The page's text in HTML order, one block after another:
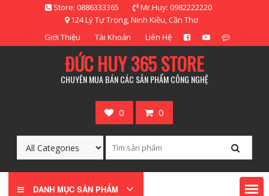
Store: 0886333365
Mr.Huy: 0982222220
124 Lý Tự Trọng, Ninh Kiều, Cần Thơ
Giới Thiệu
Tài Khoản Liên Hệ
ĐỨC HUY 365 STORE
CHUYÊN MUA BÁN CÁC SẢN PHẨM CÔNG NGHỆ
0 0
DANH MỤC SẢN PHẨM